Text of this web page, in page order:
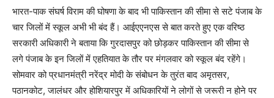
भारत-पाक संघर्ष विराम की घोषणा के बाद भी पाकिस्तान की सीमा से सटे पंजाब के
चार जिलों में स्कूल अभी भी बंद हैं। आईएएनएस से बात करते हुए एक वरिष्ठ
सरकारी अधिकारी ने बताया कि गुरदासपुर को छोड़कर पाकिस्तान की सीमा से
लगे पंजाब के इन जिलों में एहतियात के तौर पर मंगलवार को स्कूल बंद रहेंगे।
सोमवार को प्रधानमंत्री नरेंद्र मोदी के संबोधन के तुरंत बाद अमृतसर,
पठानकोट, जालंधर और होशियारपुर में अधिकारियों ने लोगों से जरूरी न होने पर